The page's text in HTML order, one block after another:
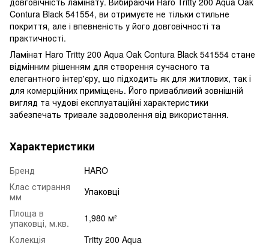
Contura Black 541554, ви отримуєте не тільки стильне
покриття, але і впевненість у його довговічності та
практичності.
Ламінат Haro Tritty 200 Aqua Oak Contura Black 541554 стане
відмінним рішенням для створення сучасного та
елегантного інтер'єру, що підходить як для житлових, так і
для комерційних приміщень. Його привабливий зовнішній
вигляд та чудові експлуатаційні характеристики
забезпечать тривале задоволення від використання.
Характеристики
Бренд
HARO
Клас стирання
мм
Упаковці
Площа в
упаковці, м.кв.
1,980 м²
Колекція
Tritty 200 Aqua